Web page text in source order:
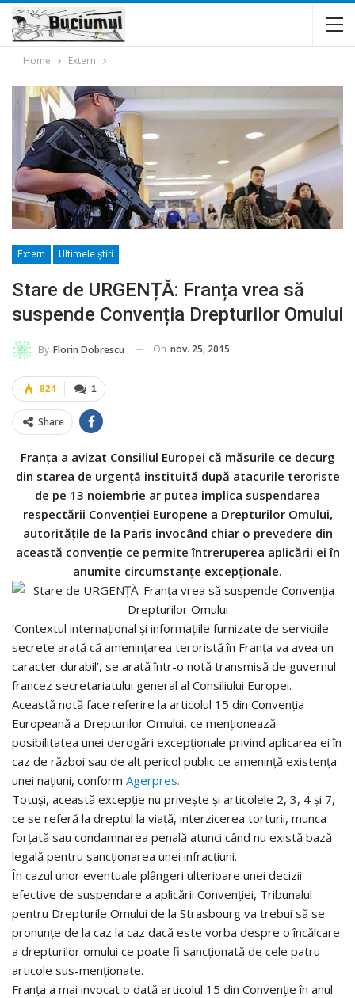
Home Extern
Extern Ultimele ştiri
Stare de URGENȚĂ: Franța vrea să
suspende Convenția Drepturilor Omului
By Florin Dobrescu On nov. 25, 2015
1
824
Share
Franța a avizat Consiliul Europei că măsurile ce decurg
din starea de urgență instituită după atacurile teroriste
de pe 13 noiembrie ar putea implica suspendarea
respectării Convenției Europene a Drepturilor Omului,
autoritățile de la Paris invocând chiar o prevedere din
această convenție ce permite întreruperea aplicării ei în
anumite circumstanțe excepționale.
‘Contextul internațional și informațiile furnizate de serviciile
secrete arată că amenințarea teroristă în Franța va avea un
caracter durabil’, se arată într-o notă transmisă de guvernul
francez secretariatului general al Consiliului Europei.
Această notă face referire la articolul 15 din Convenția
Europeană a Drepturilor Omului, ce menționează
posibilitatea unei derogări excepționale privind aplicarea ei în
caz de război sau de alt pericol public ce amenință existența
unei națiuni, conform Agerpres.
Totuși, această excepție nu privește și articolele 2, 3, 4 și 7,
ce se referă la dreptul la viață, interzicerea torturii, munca
forțată sau condamnarea penală atunci când nu există bază
legală pentru sancționarea unei infracțiuni.
În cazul unor eventuale plângeri ulterioare unei decizii
efective de suspendare a aplicării Convenției, Tribunalul
pentru Drepturile Omului de la Strasbourg va trebui să se
pronunțe de la caz la caz dacă este vorba despre o încălcare
a drepturilor omului ce poate fi sancționată de cele patru
articole sus-menționate.
Franța a mai invocat o dată articolul 15 din Convenție în anul